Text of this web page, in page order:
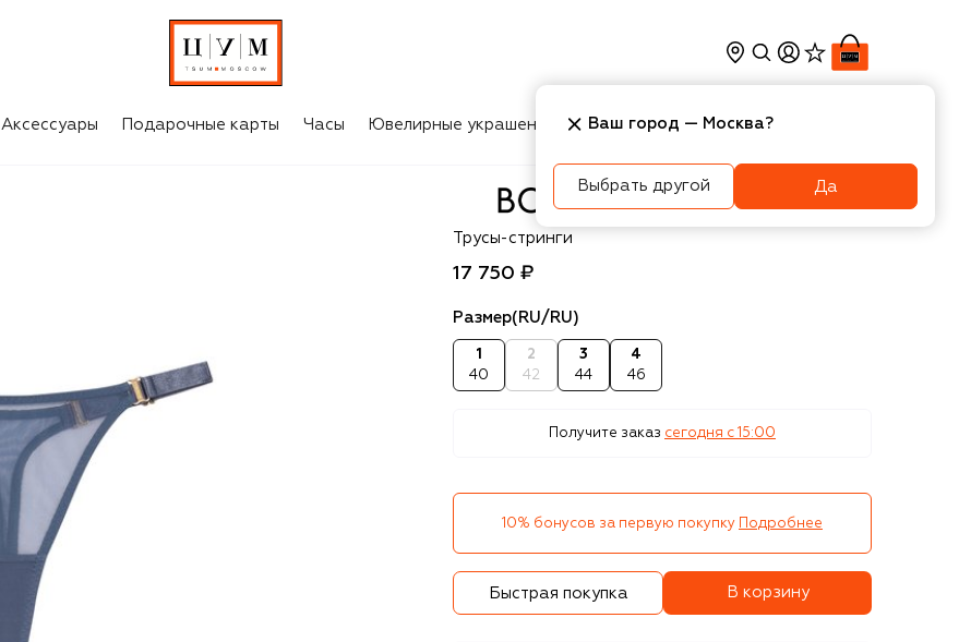
Аксессуары Подарочные карты Часы Ювелирные украшения Косметика Интерьер
Bordelle
Трусы-стринги
17 750 ₽
Размер(RU/RU)
1
40
2
42
3
44
4
46
Получите заказ сегодня c 15:00
10% бонусов за первую покупку Подробнее
Быстрая покупка В корзину
Ваш город — Москва?
Выбрать другой Да